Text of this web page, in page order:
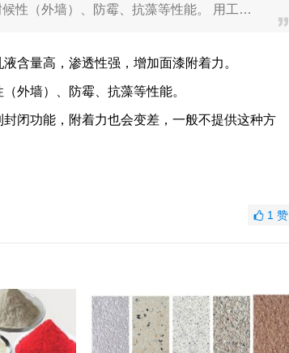
性（外墙）、防霉、抗藻等性能。 用工…
含量高，渗透性强，增加面漆附着力。
外墙）、防霉、抗藻等性能。
闭功能，附着力也会变差，一般不提供这种方
1 赞